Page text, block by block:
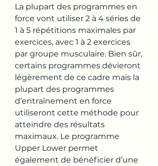
La plupart des programmes en
force vont utiliser 2 à 4 séries de
1 à 5 répétitions maximales par
exercices, avec 1 à 2 exercices
par groupe musculaire. Bien sûr,
certains programmes dévieront
légèrement de ce cadre mais la
plupart des programmes
d’entraînement en force
utiliseront cette méthode pour
atteindre des résultats
maximaux. Le programme
Upper Lower permet
également de bénéficier d’une